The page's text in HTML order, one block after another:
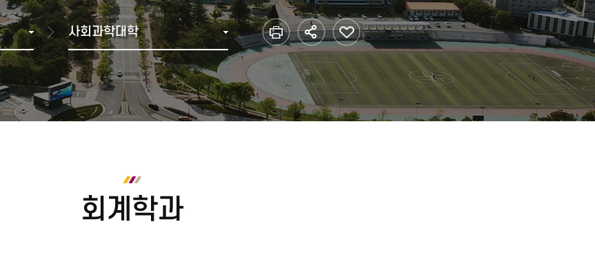
2007년 통합이후
2000년 ~ 2007년 통합이전
1990년
1980년
1970년
1960년 이전
MOU 현황
재정현황
부설병원
법인·기타단체
캠퍼스맵
학적변동
학과별 졸업 이수학점
수료 및 졸업
학위취득 유예
졸업 자가진단
경과조치
다전공(복수·융합전공(융합)
부전공)
미래융합가상학과
전공 마이크로디그리
교육과정
교직과정
근로장학금
학자금대출
방문발급(자동발급기)
학생상담센터
학생복지관
기타편의시설
셔틀버스(강릉)
셔틀버스(원주)
금주의 식단 정보화서비스 안전관리 대학생활 가이드
웹진
브로슈어
홍보동영상
대학평의원회
재정위원회
등록금심의위원회
중대재해(산업안전·보건)
인권센터
사회과학대학
회계학과